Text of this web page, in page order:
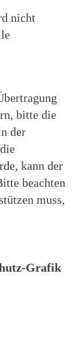
nicht
bitte die
der
kann der
beachten
muss,
Grafik